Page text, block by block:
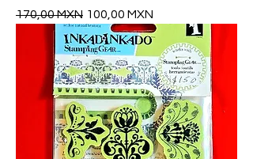
Precio
170,00 MXN Precio de oferta
100,00 MXN